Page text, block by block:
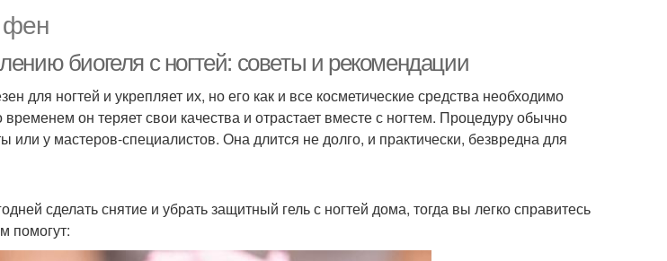
биогеля с ногтей: советы и рекомендации
для ногтей и укрепляет их, но его как и все косметические средства необходимо
он теряет свои качества и отрастает вместе с ногтем. Процедуру обычно
или у мастеров-специалистов. Она длится не долго, и практически, безвредна для
сделать снятие и убрать защитный гель с ногтей дома, тогда вы легко справитесь
помогут: